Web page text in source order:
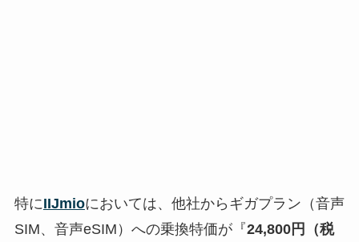
特にIIJmioにおいては、他社からギガプラン（音声
SIM、音声eSIM）への乗換特価が『24,800円（税